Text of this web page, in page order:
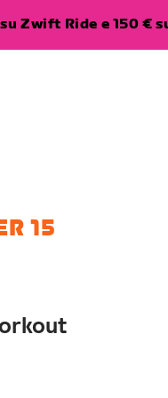
Zwift Ride e 150 €
15